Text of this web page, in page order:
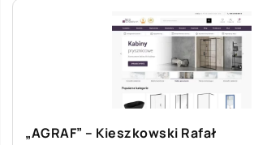
„AGRAF” – Kieszkowski Rafał